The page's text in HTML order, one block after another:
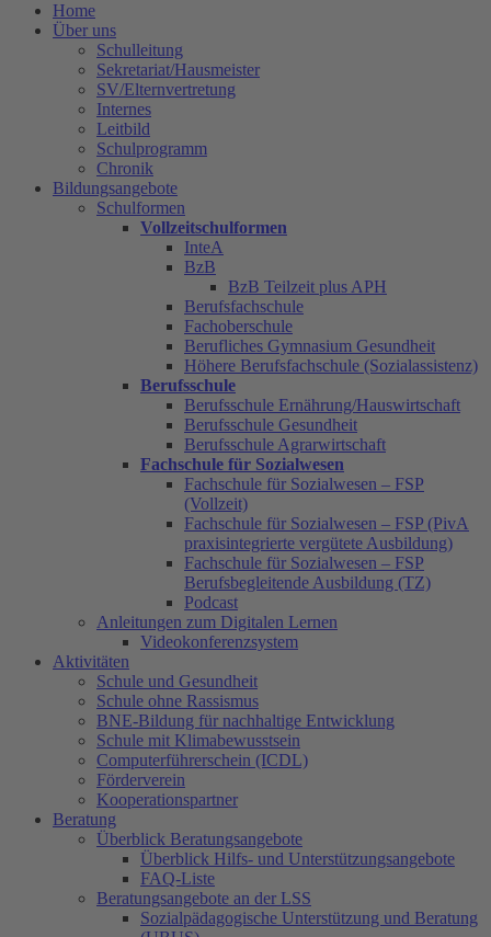
Home
Über uns
Schulleitung
Sekretariat/Hausmeister
SV/Elternvertretung
Internes
Leitbild
Schulprogramm
Chronik
Bildungsangebote
Schulformen
Vollzeitschulformen
InteA
BzB
BzB Teilzeit plus APH
Berufsfachschule
Fachoberschule
Berufliches Gymnasium Gesundheit
Höhere Berufsfachschule (Sozialassistenz)
Berufsschule
Berufsschule Ernährung/Hauswirtschaft
Berufsschule Gesundheit
Berufsschule Agrarwirtschaft
Fachschule für Sozialwesen
Fachschule für Sozialwesen – FSP
(Vollzeit)
Fachschule für Sozialwesen – FSP (PivA
praxisintegrierte vergütete Ausbildung)
Fachschule für Sozialwesen – FSP
Berufsbegleitende Ausbildung (TZ)
Podcast
Anleitungen zum Digitalen Lernen
Videokonferenzsystem
Aktivitäten
Schule und Gesundheit
Schule ohne Rassismus
BNE-Bildung für nachhaltige Entwicklung
Schule mit Klimabewusstsein
Computerführerschein (ICDL)
Förderverein
Kooperationspartner
Beratung
Überblick Beratungsangebote
Überblick Hilfs- und Unterstützungsangebote
FAQ-Liste
Beratungsangebote an der LSS
Sozialpädagogische Unterstützung und Beratung